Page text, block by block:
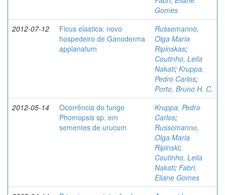
Gomes
2012-07-12
Ficus elastica: novo
hospedeiro de Ganoderma
applanatum
Russomanno,
Olga Maria
Ripinskas;
Coutinho, Leila
Nakati; Kruppa,
Pedro Carlos;
Porto, Bruno H. C.
2012-05-14
Ocorrência do fungo
Phomopsis sp. em
sementes de urucum
Kruppa, Pedro
Carlos;
Russomanno,
Olga Maria
Ripinski;
Coutinho, Leila
Nakati; Fabri,
Eliane Gomes